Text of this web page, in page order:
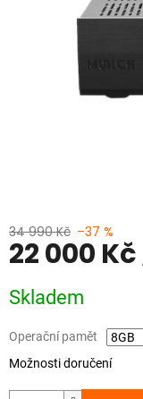
34 990 Kč –37 %
22 000 Kč
cena:
Skladem
Operační pamět
Možnosti doručení